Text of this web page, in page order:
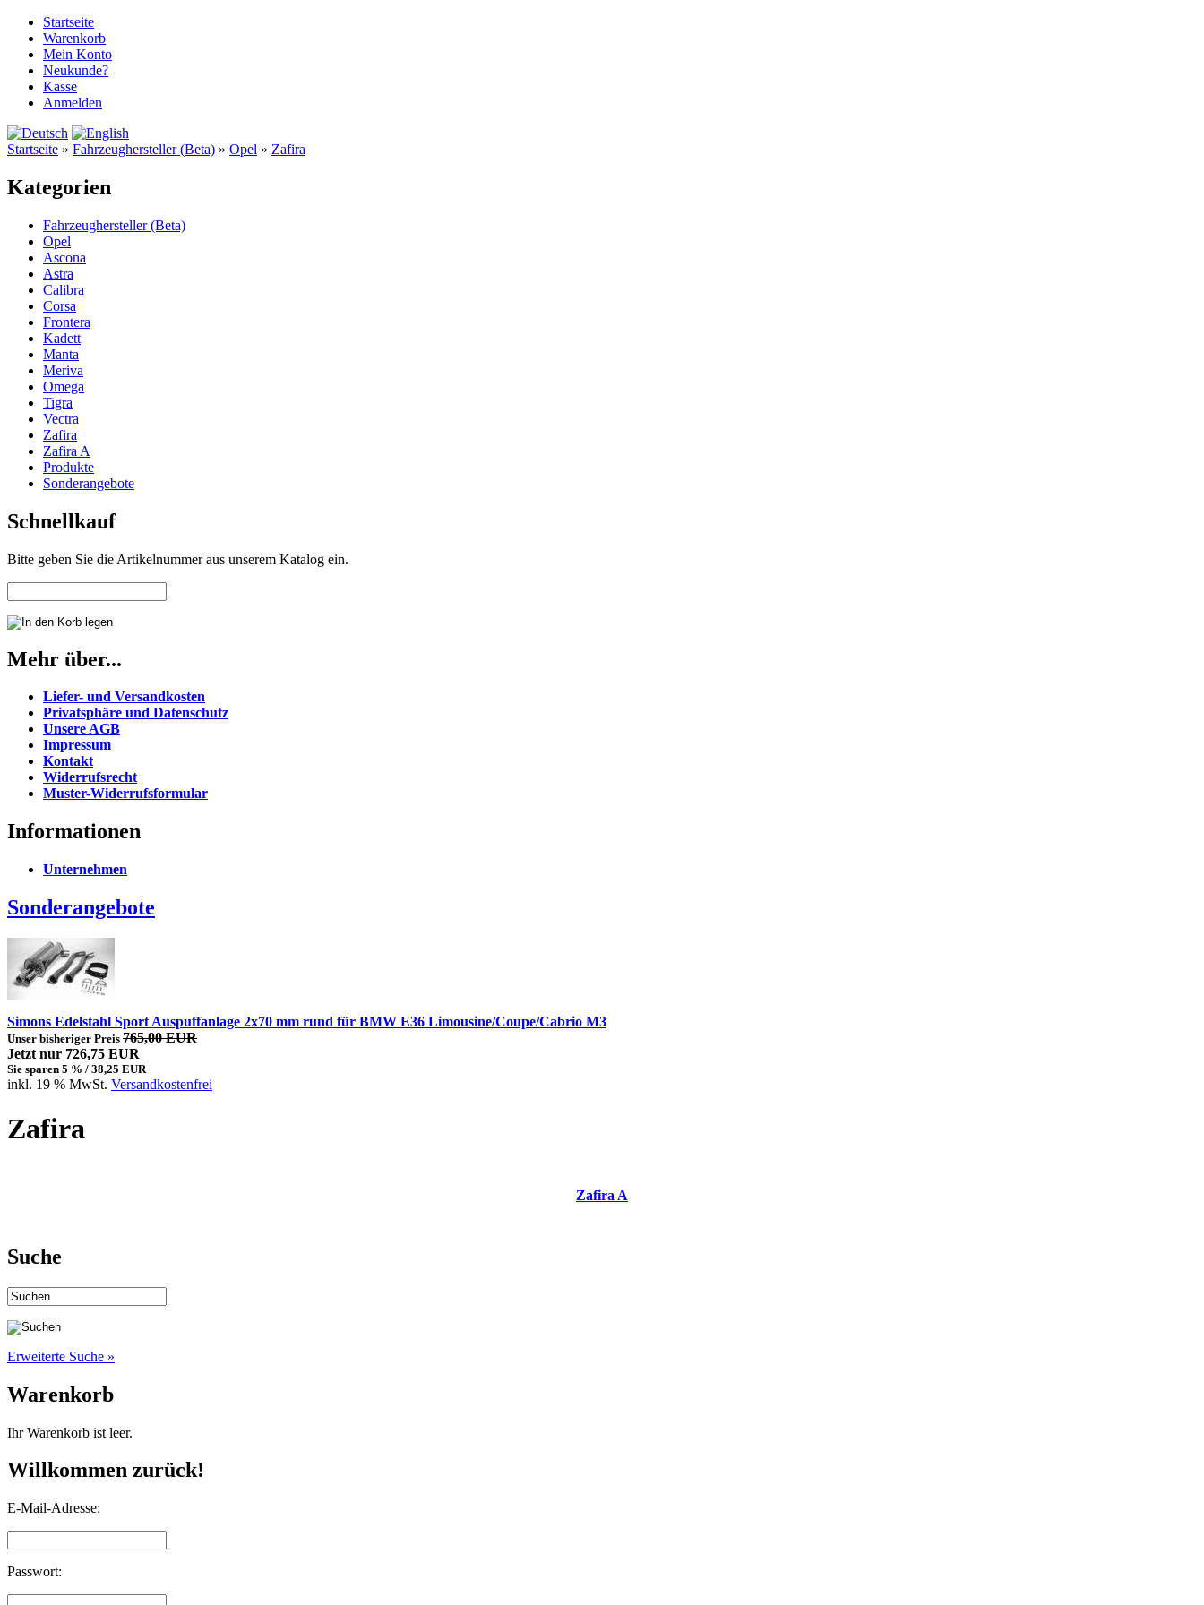
Startseite
Warenkorb
Mein Konto
Neukunde?
Kasse
Anmelden
Startseite » Fahrzeughersteller (Beta) » Opel » Zafira
Kategorien
Fahrzeughersteller (Beta)
Opel
Ascona
Astra
Calibra
Corsa
Frontera
Kadett
Manta
Meriva
Omega
Tigra
Vectra
Zafira
Zafira A
Produkte
Sonderangebote
Schnellkauf
Bitte geben Sie die Artikelnummer aus unserem Katalog ein.
Mehr über...
Liefer- und Versandkosten
Privatsphäre und Datenschutz
Unsere AGB
Impressum
Kontakt
Widerrufsrecht
Muster-Widerrufsformular
Informationen
Unternehmen
Sonderangebote
Simons Edelstahl Sport Auspuffanlage 2x70 mm rund für BMW E36 Limousine/Coupe/Cabrio M3
Unser bisheriger Preis 765,00 EUR
Jetzt nur 726,75 EUR
Sie sparen 5 % / 38,25 EUR
inkl. 19 % MwSt. Versandkostenfrei
Zafira
Zafira A
Suche
Erweiterte Suche »
Warenkorb
Ihr Warenkorb ist leer.
Willkommen zurück!
E-Mail-Adresse:
Passwort: